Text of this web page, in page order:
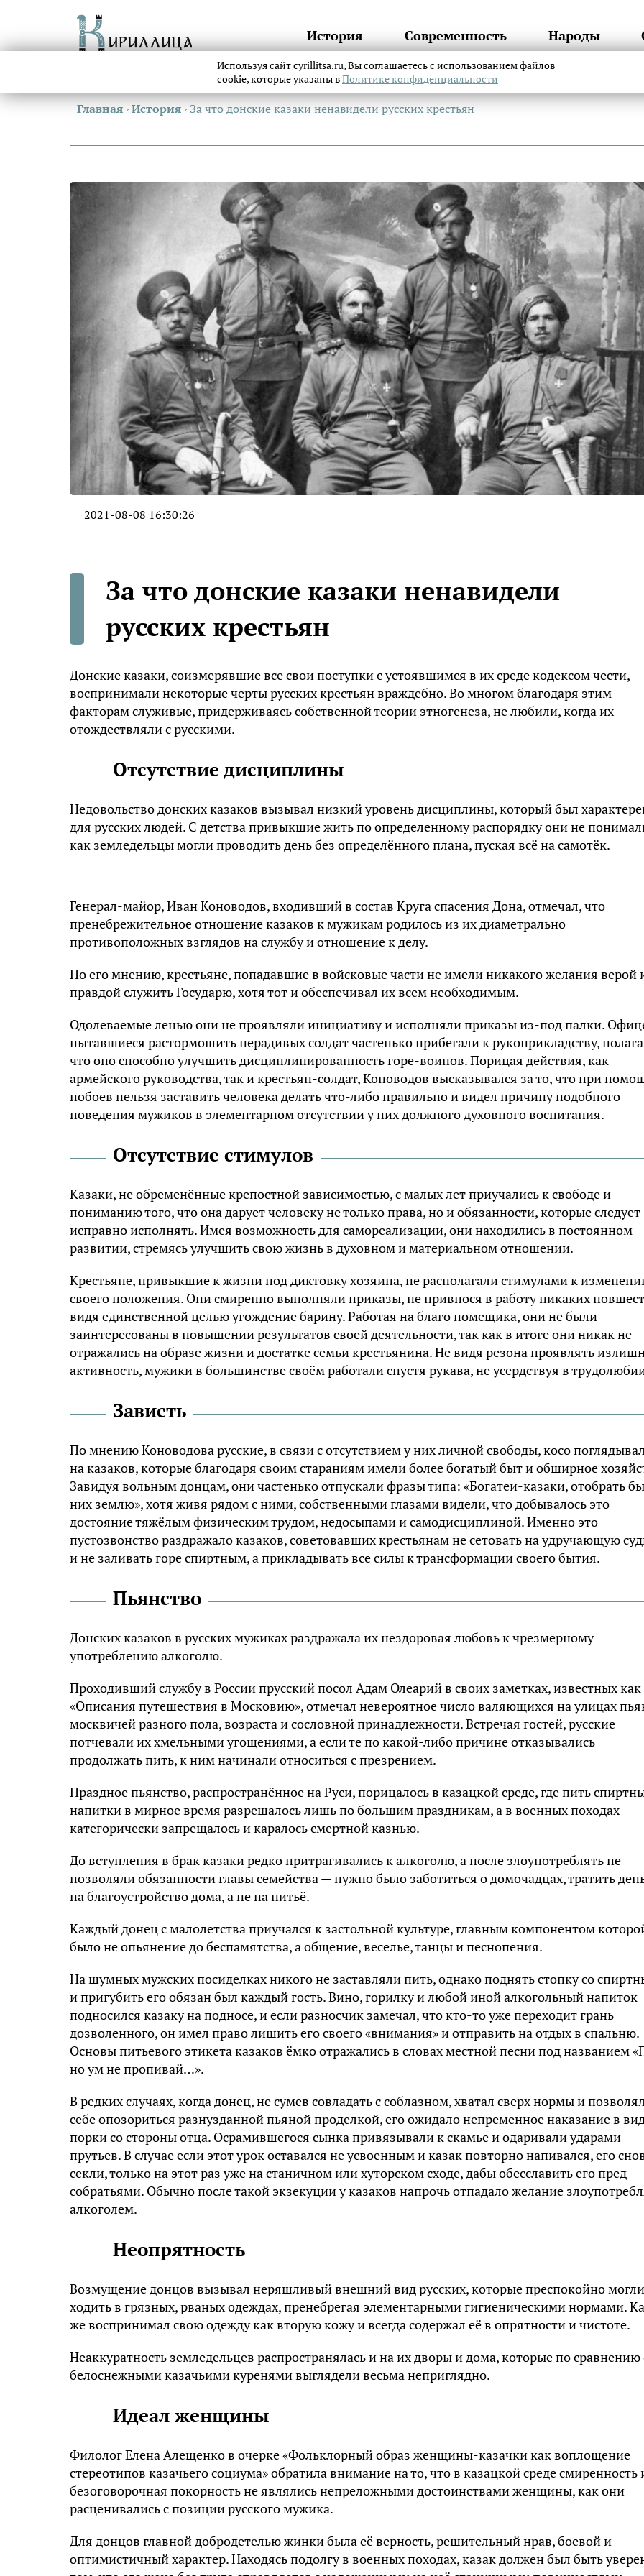
История Современность Народы
Главная ›История › За что донские казаки ненавидели русских крестьян
2021-08-08 16:30:26
За что донские казаки ненавидели
русских крестьян
Донские казаки, соизмерявшие все свои поступки с устоявшимся в их среде кодексом чести,
воспринимали некоторые черты русских крестьян враждебно. Во многом благодаря этим
факторам служивые, придерживаясь собственной теории этногенеза, не любили, когда их
отождествляли с русскими.
Отсутствие дисциплины
Недовольство донских казаков вызывал низкий уровень дисциплины, который был
для русских людей. С детства привыкшие жить по определенному распорядку они не
как земледельцы могли проводить день без определённого плана, пуская всё на самотёк.
Генерал-майор, Иван Коноводов, входивший в состав Круга спасения Дона, отмечал, что
пренебрежительное отношение казаков к мужикам родилось из их диаметрально
противоположных взглядов на службу и отношение к делу.
По его мнению, крестьяне, попадавшие в войсковые части не имели никакого желания верой
правдой служить Государю, хотя тот и обеспечивал их всем необходимым.
Одолеваемые ленью они не проявляли инициативу и исполняли приказы из-под палки.
пытавшиеся растормошить нерадивых солдат частенько прибегали к рукоприкладству,
что оно способно улучшить дисциплинированность горе-воинов. Порицая действия, как
армейского руководства, так и крестьян-солдат, Коноводов высказывался за то, что при
побоев нельзя заставить человека делать что-либо правильно и видел причину подобного
поведения мужиков в элементарном отсутствии у них должного духовного воспитания.
Отсутствие стимулов
Казаки, не обременённые крепостной зависимостью, с малых лет приучались к свободе и
пониманию того, что она дарует человеку не только права, но и обязанности, которые следует
исправно исполнять. Имея возможность для самореализации, они находились в постоянном
развитии, стремясь улучшить свою жизнь в духовном и материальном отношении.
Крестьяне, привыкшие к жизни под диктовку хозяина, не располагали стимулами к
своего положения. Они смиренно выполняли приказы, не привнося в работу никаких
видя единственной целью угождение барину. Работая на благо помещика, они не были
заинтересованы в повышении результатов своей деятельности, так как в итоге они никак не
отражались на образе жизни и достатке семьи крестьянина. Не видя резона проявлять
активность, мужики в большинстве своём работали спустя рукава, не усердствуя в
Зависть
По мнению Коноводова русские, в связи с отсутствием у них личной свободы, косо
на казаков, которые благодаря своим стараниям имели более богатый быт и обширное
Завидуя вольным донцам, они частенько отпускали фразы типа: «Богатеи-казаки, отобрать
них землю», хотя живя рядом с ними, собственными глазами видели, что добывалось это
достояние тяжёлым физическим трудом, недосыпами и самодисциплиной. Именно это
пустозвонство раздражало казаков, советовавших крестьянам не сетовать на удручающую
и не заливать горе спиртным, а прикладывать все силы к трансформации своего бытия.
Пьянство
Донских казаков в русских мужиках раздражала их нездоровая любовь к чрезмерному
употреблению алкоголю.
Проходивший службу в России прусский посол Адам Олеарий в своих заметках, известных как
«Описания путешествия в Московию», отмечал невероятное число валяющихся на улицах
москвичей разного пола, возраста и сословной принадлежности. Встречая гостей, русские
потчевали их хмельными угощениями, а если те по какой-либо причине отказывались
продолжать пить, к ним начинали относиться с презрением.
Праздное пьянство, распространённое на Руси, порицалось в казацкой среде, где пить
напитки в мирное время разрешалось лишь по большим праздникам, а в военных походах
категорически запрещалось и каралось смертной казнью.
До вступления в брак казаки редко притрагивались к алкоголю, а после злоупотреблять не
позволяли обязанности главы семейства — нужно было заботиться о домочадцах, тратить
на благоустройство дома, а не на питьё.
Каждый донец с малолетства приучался к застольной культуре, главным компонентом
было не опьянение до беспамятства, а общение, веселье, танцы и песнопения.
На шумных мужских посиделках никого не заставляли пить, однако поднять стопку со
и пригубить его обязан был каждый гость. Вино, горилку и любой иной алкогольный напиток
подносился казаку на подносе, и если разносчик замечал, что кто-то уже переходит грань
дозволенного, он имел право лишить его своего «внимания» и отправить на отдых в спальню.
Основы питьевого этикета казаков ёмко отражались в словах местной песни под названием
но ум не пропивай…».
В редких случаях, когда донец, не сумев совладать с соблазном, хватал сверх нормы и позволял
себе опозориться разнузданной пьяной проделкой, его ожидало непременное наказание в
порки со стороны отца. Осрамившегося сынка привязывали к скамье и одаривали ударами
прутьев. В случае если этот урок оставался не усвоенным и казак повторно напивался, его
секли, только на этот раз уже на станичном или хуторском сходе, дабы обесславить его пред
собратьями. Обычно после такой экзекуции у казаков напрочь отпадало желание
алкоголем.
Неопрятность
Возмущение донцов вызывал неряшливый внешний вид русских, которые преспокойно могли
ходить в грязных, рваных одеждах, пренебрегая элементарными гигиеническими нормами.
же воспринимал свою одежду как вторую кожу и всегда содержал её в опрятности и чистоте.
Неаккуратность земледельцев распространялась и на их дворы и дома, которые по сравнению
белоснежными казачьими куренями выглядели весьма неприглядно.
Идеал женщины
Филолог Елена Алещенко в очерке «Фольклорный образ женщины-казачки как воплощение
стереотипов казачьего социума» обратила внимание на то, что в казацкой среде смиренность
безоговорочная покорность не являлись непреложными достоинствами женщины, как они
расценивались с позиции русского мужика.
Для донцов главной добродетелью жинки была её верность, решительный нрав, боевой и
оптимистичный характер. Находясь подолгу в военных походах, казак должен был быть
Используя сайт cyrillitsa.ru, Вы соглашаетесь с использованием файлов
cookie, которые указаны вПолитике конфиденциальности